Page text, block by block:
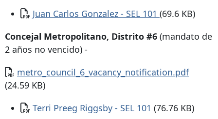
Documento
Juan Carlos Gonzalez - SEL 101 (69.6 KB)
Concejal Metropolitano, Distrito #6 (mandato de
2 años no vencido) -
Documento
metro_council_6_vacancy_notification.pdf
(24.59 KB)
Documento
Terri Preeg Riggsby - SEL 101 (76.76 KB)